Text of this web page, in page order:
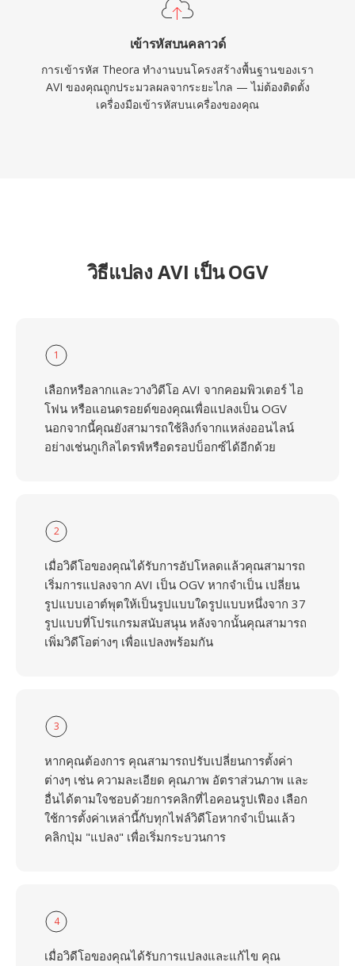
เข้ารหัสบนคลาวด์
การเข้ารหัส Theora ทำงานบนโครงสร้างพื้นฐานของเรา
AVI ของคุณถูกประมวลผลจากระยะไกล — ไม่ต้องติดตั้ง
เครื่องมือเข้ารหัสบนเครื่องของคุณ
วิธีแปลง AVI เป็น OGV
1
เลือกหรือลากและวางวิดีโอ AVI จากคอมพิวเตอร์ ไอ
โฟน หรือแอนดรอยด์ของคุณเพื่อแปลงเป็น OGV
นอกจากนี้คุณยังสามารถใช้ลิงก์จากแหล่งออนไลน์
อย่างเช่นกูเกิลไดรฟ์หรือดรอปบ็อกซ์ได้อีกด้วย
2
เมื่อวิดีโอของคุณได้รับการอัปโหลดแล้วคุณสามารถ
เริ่มการแปลงจาก AVI เป็น OGV หากจำเป็น เปลี่ยน
รูปแบบเอาต์พุตให้เป็นรูปแบบใดรูปแบบหนึ่งจาก 37
รูปแบบที่โปรแกรมสนับสนุน หลังจากนั้นคุณสามารถ
เพิ่มวิดีโอต่างๆ เพื่อแปลงพร้อมกัน
3
หากคุณต้องการ คุณสามารถปรับเปลี่ยนการตั้งค่า
ต่างๆ เช่น ความละเอียด คุณภาพ อัตราส่วนภาพ และ
อื่นได้ตามใจชอบด้วยการคลิกที่ไอคอนรูปเฟือง เลือก
ใช้การตั้งค่าเหล่านี้กับทุกไฟล์วิดีโอหากจำเป็นแล้ว
คลิกปุ่ม "แปลง" เพื่อเริ่มกระบวนการ
4
เมื่อวิดีโอของคุณได้รับการแปลงและแก้ไข คุณ